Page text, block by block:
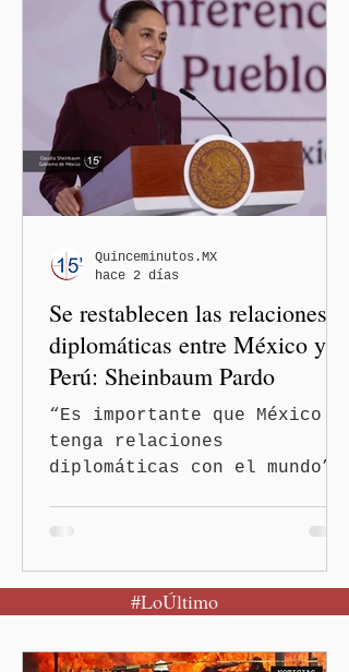
Justicia (CNHJ) de Morena
inició formalmente un
procedimiento sancionador
de oficio contra ambas
legisladoras por las
expresiones realizadas en
el podcast DesCasadas,
luego de que sus
señalados como
discriminatorios hacia
hombres y personas adultas
mayores.
Se restablecen las relaciones
diplomáticas entre México y
Perú: Sheinbaum Pardo
“Es importante que México
tenga relaciones
diplomáticas con el mundo”,
Sheinbaum Pardo anunció el
restablecimiento de las
entre los gobiernos de
Quinceminutos.MX
hace 2 días
#LoÚltimo